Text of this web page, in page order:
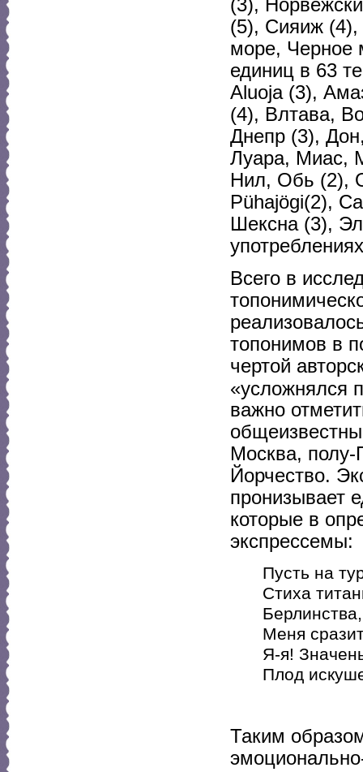
(3),
(5), Сияиж (4),
море, Черное
единиц в 63
Aluoja (3),
(4), Влтава,
Днепр (3),
Луара, Миас,
Нил, Обь (2),
Pühajögi(2),
Шексна (3),
Всего в
топонимов в
чертой
«усложнялся
важно
Москва,
Йорчество.
пронизывает
которые в
экспрессемы:
Пусть на
Стиха
Меня
Я-я!
Плод
Таким